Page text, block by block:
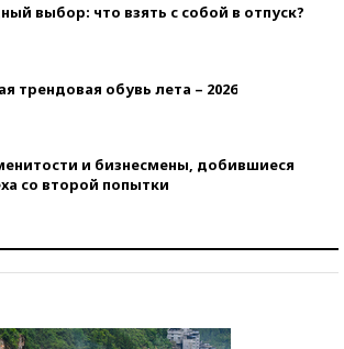
выбор: что взять с собой в отпуск?
трендовая обувь лета – 2026
и бизнесмены, добившиеся
со второй попытки